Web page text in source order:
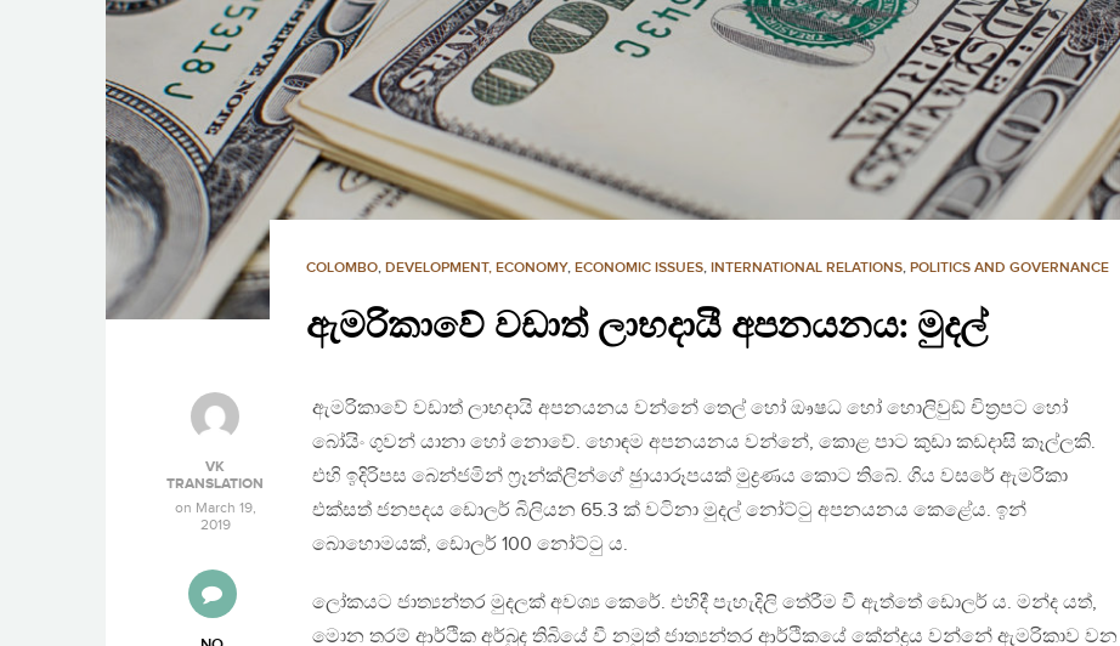
COLOMBO, DEVELOPMENT, ECONOMY, ECONOMIC ISSUES, INTERNATIONAL RELATIONS, POLITICS AND GOVERNANCE
ඇමරිකාවේ වඩාත් ලාභදායී අපනයනය: මුදල්
VK
TRANSLATION
on March 19,
2019
ඇමරිකාවේ වඩාත් ලාභදායි අපනයනය වන්නේ තෙල් හෝ ඖෂධ හෝ හොලිවුඞ් චිත‍්‍රපට හෝ
බෝයිං ගුවන් යානා හෝ නොවේ. හොඳම අපනයනය වන්නේ, කොළ පාට කුඩා කඩදාසි කෑල්ලකි.
එහි ඉදිරිපස බෙන්ජමින් ෆ‍්‍රෑන්ක්ලින්ගේ ඡුායාරූපයක් මුද්‍රණය කොට තිබේ. ගිය වසරේ ඇමරිකා
එක්සත් ජනපදය ඩොලර් බිලියන 65.3 ක් වටිනා මුදල් නෝට්ටු අපනයනය කෙළේය. ඉන්
බොහොමයක්, ඩොලර් 100 නෝට්ටු ය.
ලෝකයට ජාත්‍යන්තර මුදලක් අවශ්‍ය කෙරේ. එහිදී පැහැදිලි තේරීම වී ඇත්තේ ඩොලර් ය. මන්ද යත්,
මොන තරම් ආර්ථික අර්බුද තිබියේ වී නමුත් ජාත්‍යන්තර ආර්ථිකයේ කේන්ද්‍රය වන්නේ ඇමරිකාව වන